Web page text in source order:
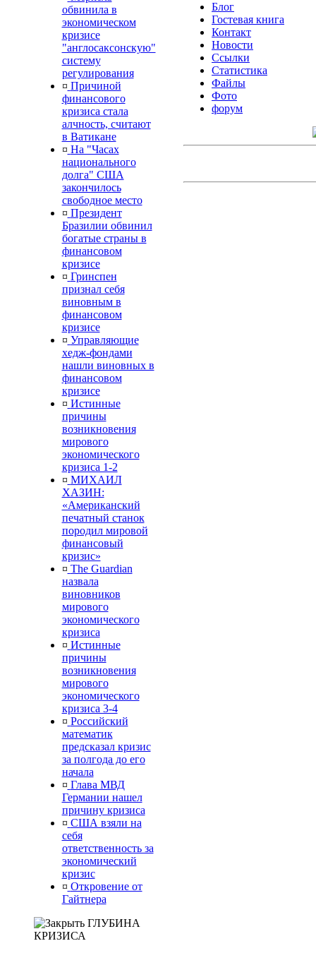
обвинила в
экономическом
кризисе
"англосаксонскую"
систему
регулирования
¤ Причиной
финансового
кризиса стала
алчность, считают
в Ватикане
¤ На "Часах
национального
долга" США
закончилось
свободное место
¤ Президент
Бразилии обвинил
богатые страны в
финансовом
кризисе
¤ Гринспен
признал себя
виновным в
финансовом
кризисе
¤ Управляющие
хедж-фондами
нашли виновных в
финансовом
кризисе
¤ Истинные
причины
возникновения
мирового
экономического
кризиса 1-2
¤ МИХАИЛ
ХАЗИН:
«Американский
печатный станок
породил мировой
финансовый
кризис»
¤ The Guardian
назвала
виновников
мирового
экономического
кризиса
¤ Истинные
причины
возникновения
мирового
экономического
кризиса 3-4
¤ Российский
математик
предсказал кризис
за полгода до его
начала
¤ Глава МВД
Германии нашел
причину кризиса
¤ США взяли на
себя
ответственность за
экономический
кризис
¤ Откровение от
Гайтнера
ГЛУБИНА
КРИЗИСА
Блог
Гостевая книга
Контакт
Новости
Ссылки
Статистика
Файлы
Фото
форум